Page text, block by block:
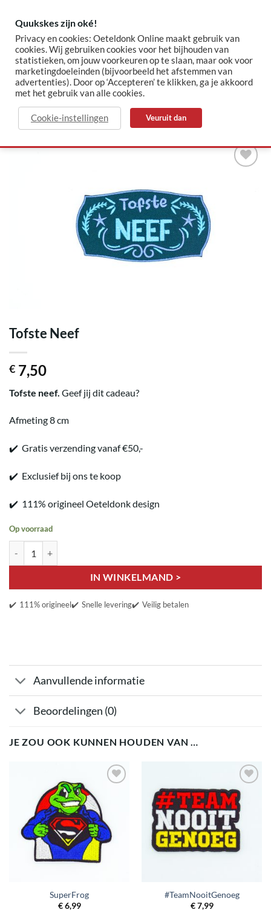
content
✓ Sinds 2015 jouw Oeteldonk-shop ✓ Veilig betalen via Mollie
HOME / EMBLEMEN
Tofste Neef
€ 7,50
Tofste neef. Geef jij dit cadeau?
Afmeting 8 cm
✔️ Gratis verzending vanaf €50,-
✔️ Exclusief bij ons te koop
✔️ 111% origineel Oeteldonk design
Op voorraad
IN WINKELMAND >
✔️ 111% origineel✔️ Snelle levering✔️ Veilig betalen
Aanvullende informatie
Beoordelingen (0)
JE ZOU OOK KUNNEN HOUDEN VAN …
Toevoegen
verlanglijst
SuperFrog
€6,99
Toevoegen
aan
verlanglijst
#TeamNooitGenoeg
€7,99
Quukskes zijn oké!
Privacy en cookies: Oeteldonk Online maakt gebruik van
cookies. Wij gebruiken cookies voor het bijhouden van
statistieken, om jouw voorkeuren op te slaan, maar ook voor
marketingdoeleinden (bijvoorbeeld het afstemmen van
advertenties). Door op ‘Accepteren’ te klikken, ga je akkoord
met het gebruik van alle cookies.
Cookie-instellingen Veuruit dan